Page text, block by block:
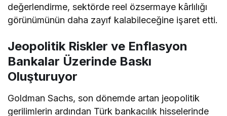
değerlendirme, sektörde reel özsermaye kârlılığı
görünümünün daha zayıf kalabileceğine işaret etti.
Jeopolitik Riskler ve Enflasyon
Bankalar Üzerinde Baskı
Oluşturuyor
Goldman Sachs, son dönemde artan jeopolitik
gerilimlerin ardından Türk bankacılık hisselerinde